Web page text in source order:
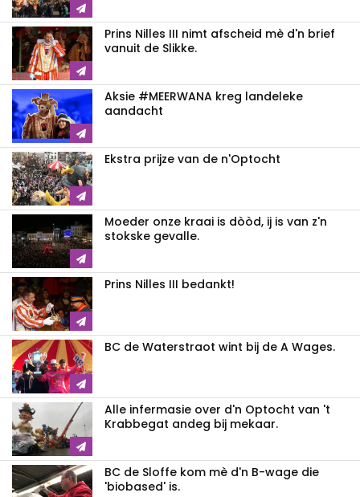
Prins Nilles III nimt afscheid mè d'n brief
vanuit de Slikke.
Aksie #MEERWANA kreg landeleke
aandacht
Ekstra prijze van de n'Optocht
Moeder onze kraai is dòòd, ij is van z'n
stokske gevalle.
Prins Nilles III bedankt!
BC de Waterstraot wint bij de A Wages.
Alle infermasie over d'n Optocht van 't
Krabbegat andeg bij mekaar.
BC de Sloffe kom mè d'n B-wage die
'biobased' is.